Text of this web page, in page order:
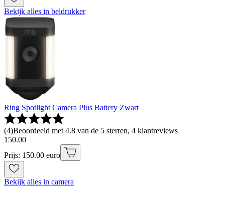
Bekijk alles in beldrukker
Ring Spotlight Camera Plus Battery Zwart
(4)Beoordeeld met 4.8 van de 5 sterren, 4 klantreviews
150.00
Prijs: 150.00 euro
Bekijk alles in camera